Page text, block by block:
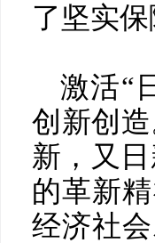
了坚实保
激活“
创新创
新，又
的革新
经济社